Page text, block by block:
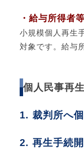
・給与所得者
小規模個人再生
対象です。給与
個人民事再
裁判所へ
再生手続